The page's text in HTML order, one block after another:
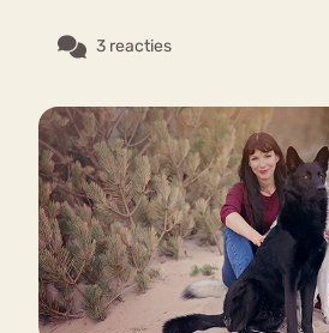
3 reacties